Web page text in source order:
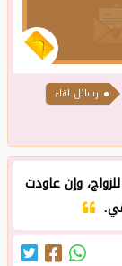
رسائل لقاء
وإن عاودت